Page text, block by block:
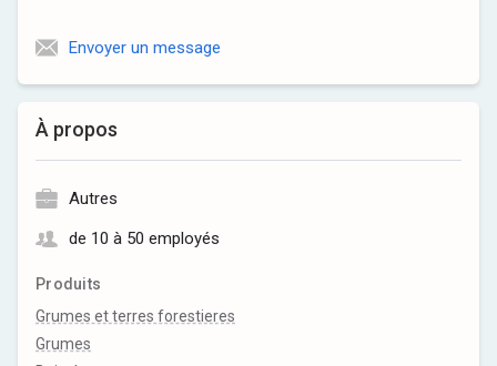
À propos
Autres
de 10 à 50 employés
Produits
Grumes et terres forestieres
Grumes
Envoyer un message